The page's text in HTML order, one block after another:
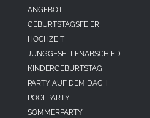
ANGEBOT
GEBURTSTAGSFEIER
HOCHZEIT
JUNGGESELLENABSCHIED
KINDERGEBURTSTAG
PARTY AUF DEM DACH
POOLPARTY
SOMMERPARTY